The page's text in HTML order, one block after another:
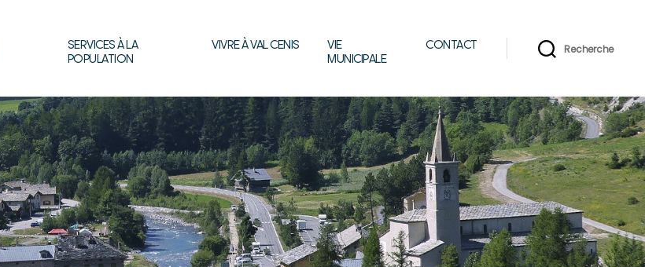
SERVICES À LA
POPULATION
VIVRE À VAL CENIS
VIE
MUNICIPALE
CONTACT Recherche